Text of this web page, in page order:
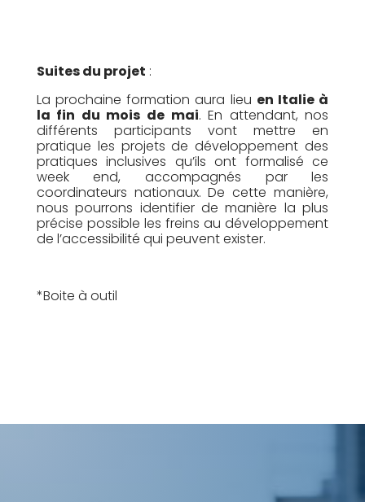
Suites du projet :
La prochaine formation aura lieu en Italie à
la fin du mois de mai. En attendant, nos
différents participants vont mettre en
pratique les projets de développement des
pratiques inclusives qu’ils ont formalisé ce
week end, accompagnés par les
coordinateurs nationaux. De cette manière,
nous pourrons identifier de manière la plus
précise possible les freins au développement
de l’accessibilité qui peuvent exister.
*Boite à outil